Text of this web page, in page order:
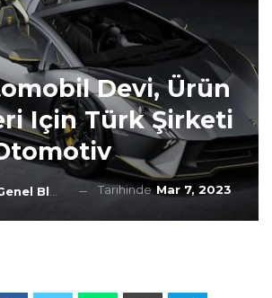
Devi, Ürün
Için Türk Şirketi
Blog TarihindeMar 7, 2023